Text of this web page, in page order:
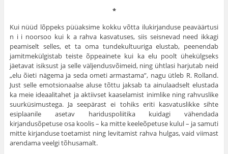
*
Kui nüüd lõppeks püüaksime kokku võtta ilukirjanduse peaväärtusi
n i i noorsoo kui k a rahva kasvatuses, siis seisnevad need ikkagi
peamiselt selles, et ta oma tundekultuuriga elustab, peenendab
jamitmekülgistab teiste õppeainete kui ka elu poolt ühekülgseks
jäetavat isiksust ja selle väljendusvõimeid, ning ühtlasi harjutab neid
„elu õieti nägema ja seda ometi armastama”, nagu ütleb R. Rolland.
Just selle emotsionaalse aluse tõttu jaksab ta ainulaadselt elustada
ka meie ideaalitahet ja aktiivset kaaselamist inimlike ning rahvuslike
suurküsimustega. Ja seepärast ei tohiks eriti kasvatuslikke sihte
esiplaanile asetav hariduspoliitika kuidagi vähendada
kirjandusõpetuse osa koolis – ka mitte keeleõpetuse kulul – ja samuti
mitte kirjanduse toetamist ning levitamist rahva hulgas, vaid viimast
arendama veelgi tõhusamalt.